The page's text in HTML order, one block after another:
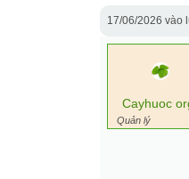
17/06/2026 vào
Cayhuoc
Quản lý